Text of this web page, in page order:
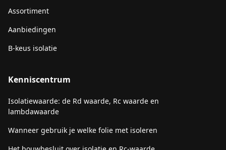
Assortiment
Aanbiedingen
B-keus isolatie
Kenniscentrum
Isolatiewaarde: de Rd waarde, Rc waarde en
lambdawaarde
Wanneer gebruik je welke folie met isoleren